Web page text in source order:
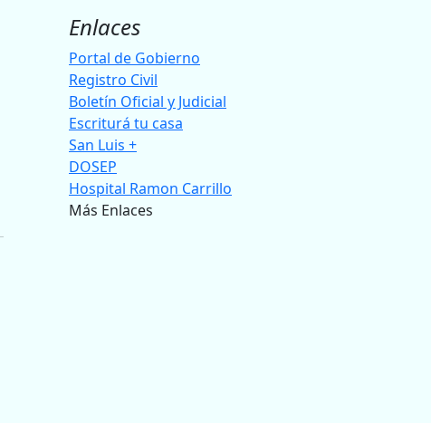
Enlaces
Portal de Gobierno
Registro Civil
Boletín Oficial y Judicial
Escriturá tu casa
San Luis +
DOSEP
Hospital Ramon Carrillo
Más Enlaces